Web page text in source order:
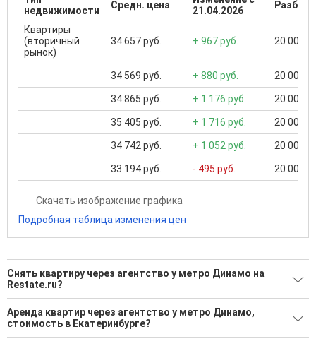
недвижимости
Средн. цена
21.04.2026
Квартиры
(вторичный
рынок)
34 657 руб. + 967 руб. 20 000
34 569 руб. + 880 руб. 20 000
34 865 руб. + 1 176 руб. 20 000
35 405 руб. + 1 716 руб. 20 000
34 742 руб. + 1 052 руб. 20 000
33 194 руб. - 495 руб. 20 000
Скачать изображение графика
Подробная таблица изменения цен
Снять квартиру через агентство у метро Динамо на
Restate.ru?
Поможем Снять квартиру через агентство у метро
Динамо?
Аренда квартир через агентство у метро Динамо,
стоимость в Екатеринбурге?